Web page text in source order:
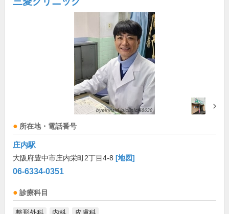
所在地・電話番号
庄内駅
大阪府豊中市庄内栄町2丁目4-8 [地図]
06-6334-0351
診療科目